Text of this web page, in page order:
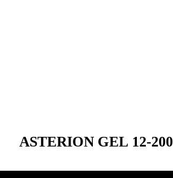
ASTERION GEL 12-200